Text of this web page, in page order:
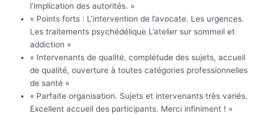
l’implication des autorités. »
« Points forts : L’intervention de l’avocate. Les urgences.
Les traitements psychédélique L’atelier sur sommeil et
addiction »
« Intervenants de qualité, complétude des sujets, accueil
de qualité, ouverture à toutes catégories professionnelles
de santé »
« Parfaite organisation. Sujets et intervenants très variés.
Excellent accueil des participants. Merci infiniment ! »